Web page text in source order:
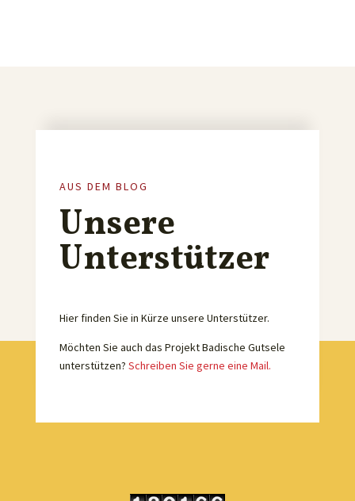
AUS DEM BLOG
Unsere
Unterstützer
Hier finden Sie in Kürze unsere Unterstützer.
Möchten Sie auch das Projekt Badische Gutsele
unterstützen? Schreiben Sie gerne eine Mail.